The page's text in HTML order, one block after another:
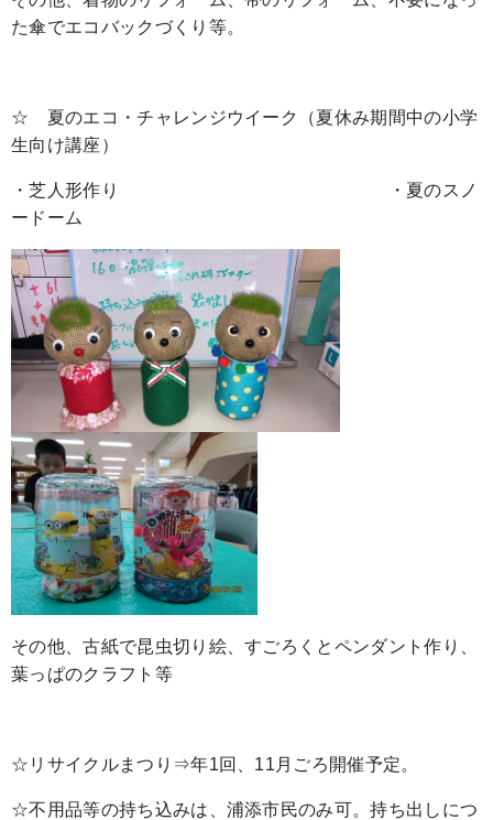
た傘でエコバックづくり等。
☆ 夏のエコ・チャレンジウイーク（夏休み期間中の小学
生向け講座）
・芝人形作り ・夏のスノ
ードーム
その他、古紙で昆虫切り絵、すごろくとペンダント作り、
葉っぱのクラフト等
☆リサイクルまつり⇒年1回、11月ごろ開催予定。
☆不用品等の持ち込みは、浦添市民のみ可。持ち出しにつ